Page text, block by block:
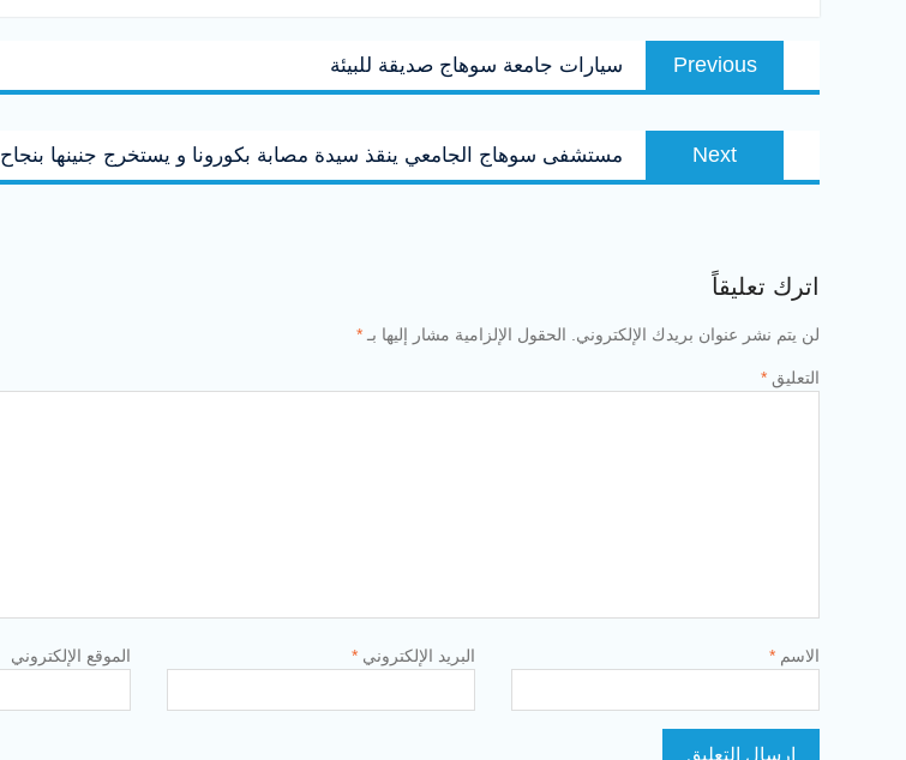
تصفّح
المقالاتPrevious
Previous
post:
سيارات جامعة سوهاج صديقة للبيئة
Next
post:
مستشفى سوهاج الجامعي ينقذ سيدة مصابة بكورونا و يستخرج جنينها بنجاح
اترك تعليقاً
لن يتم نشر عنوان بريدك الإلكتروني. الحقول الإلزامية مشار إليها بـ *
التعليق *
الاسم * البريد الإلكتروني * الموقع الإلكتروني